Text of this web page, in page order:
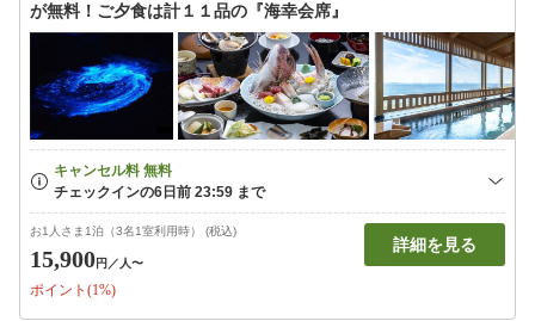
が無料！ご夕食は計１１品の『海幸会席』
お1人さま1泊（3名1室利用時） (税込)
15,900円 ／人〜
ポイント(1%)
詳細を見る